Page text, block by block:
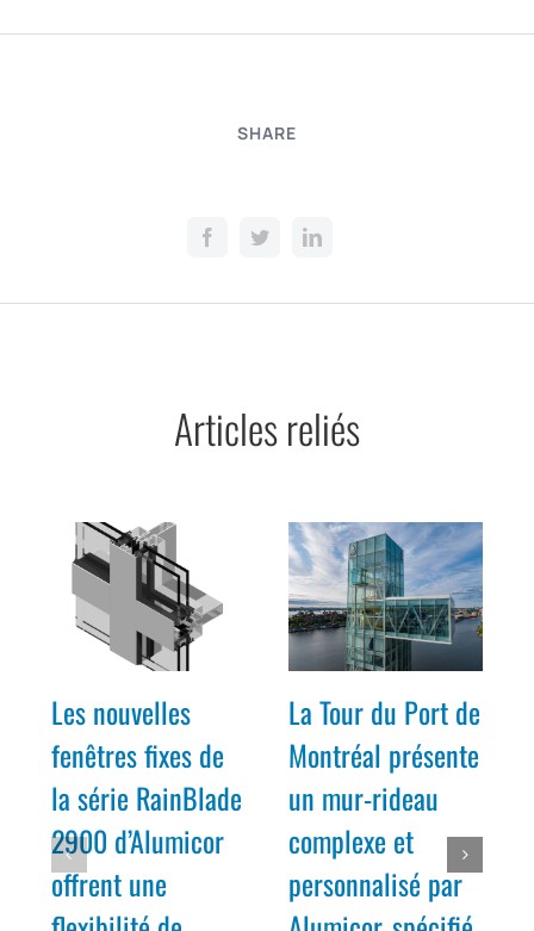
SHARE
Articles reliés
Les nouvelles
fenêtres fixes de
la série RainBlade
2900 d’Alumicor
offrent une
La Tour du Port de
Montréal présente
un mur-rideau
complexe et
personnalisé par